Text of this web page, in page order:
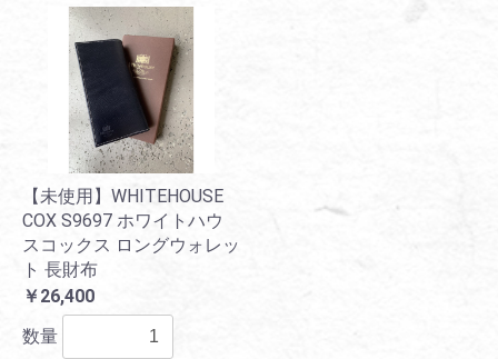
【未使用】WHITEHOUSE
COX S9697 ホワイトハウ
スコックス ロングウォレッ
ト 長財布
￥26,400
数量